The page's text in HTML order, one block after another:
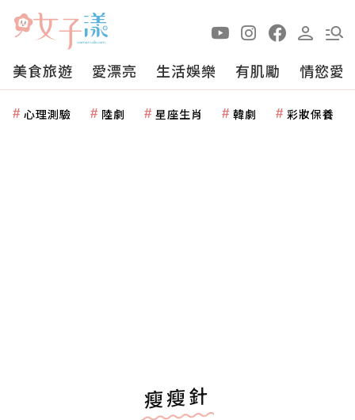
美食旅遊 愛漂亮 生活娛樂 有肌勵 情慾愛
心理測驗 陸劇 星座生肖 韓劇 彩妝保養
瘦瘦針